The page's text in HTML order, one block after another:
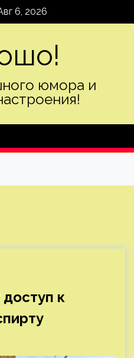
6, 2026
юмора и
к